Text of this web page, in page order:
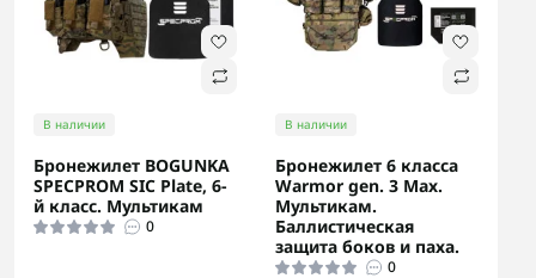
В наличии
Бронежилет BOGUNKA
SPECPROM SIC Plate, 6-
й класс. Мультикам
0
В наличии
Бронежилет 6 класса
Warmor gen. 3 Max.
Мультикам.
Баллистическая
защита боков и паха.
0